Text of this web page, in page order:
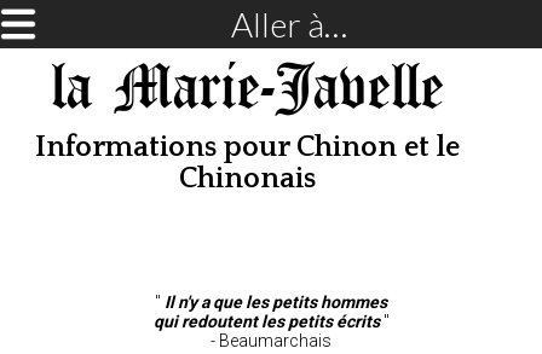
Aller à…
la Marie-Javelle
Informations pour Chinon et le
Chinonais
" Il n'y a que les petits hommes
qui redoutent les petits écrits"
- Beaumarchais